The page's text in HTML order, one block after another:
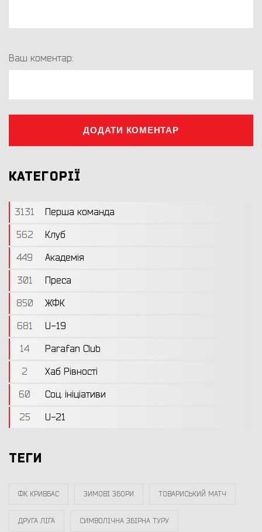
Ваш коментар:
ДОДАТИ КОМЕНТАР
КАТЕГОРІЇ
3131
Перша команда
562
Клуб
449
Академія
301
Преса
850
ЖФК
681
U-19
14
Parafan Club
2
Хаб Рівності
60
Соц. ініціативи
25
U-21
ТЕГИ
ФК КРИВБАС ЗИМОВІ ЗБОРИ ТОВАРИСЬКИЙ МАТЧ
ДРУГА ЛІГА СИМВОЛІЧНА ЗБІРНА ТУРУ